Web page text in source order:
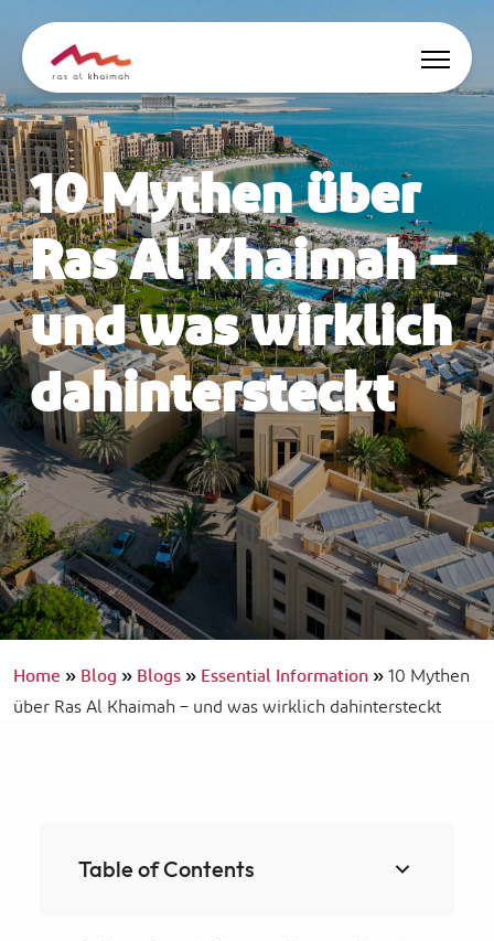
Angebote
Inspiriert werden
Wo übernachten
Dinge zu tun
Reise planen
🇩🇪 DE Events Suche
10 Mythen über
Ras Al Khaimah –
und was wirklich
dahintersteckt
Home»Blog»Blogs»Essential Information»10 Mythen
über Ras Al Khaimah – und was wirklich dahintersteckt
Table of Contents